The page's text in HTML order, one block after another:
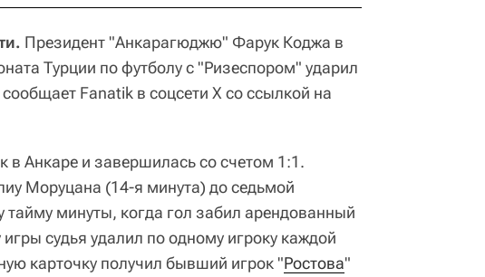
Президент "Анкарагюджю" Фарук Коджа в
Турции по футболу с "Ризеспором" ударил
Fanatik в соцсети X со ссылкой на
в Анкаре и завершилась со счетом 1:1.
Моруцана (14-я минута) до седьмой
минуты, когда гол забил арендованный
игры судья удалил по одному игроку каждой
карточку получил бывший игрок "Ростова"